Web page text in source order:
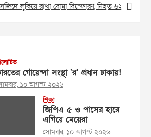
লুকিয়ে রাখা বোমা বিস্ফোরণ, নিহত ৬২
গোয়েন্দা সংস্থা ‘র’ প্রধান ঢাকায়!
১০ আগস্ট ২০২৬
শিক্ষা
জিপিএ-৫ ও পাসের হারে
এগিয়ে মেয়েরা
সোমবার, ১০ আগস্ট ২০২৬